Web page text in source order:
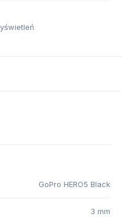
GoPro HERO5 Black
3 mm